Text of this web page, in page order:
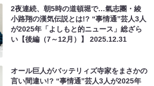
2夜連続、朝5時の道頓堀で…氣志團・綾
小路翔の漢気伝説とは!? “事情通”芸人3人
が2025年「よしもと的ニュース」総ざら
い【後編（7～12月）】2025.12.31
オール巨人がバッテリィズ寺家をまさかの
言い間違い!? “事情通”芸人3人が2025年